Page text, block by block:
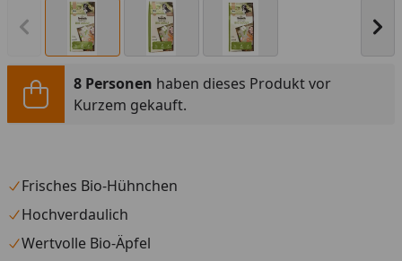
Vorheriges Bild anzeigen
8 Personen haben dieses Produkt vor
Kurzem gekauft.
Frisches Bio-Hühnchen
Hochverdaulich
Wertvolle Bio-Äpfel